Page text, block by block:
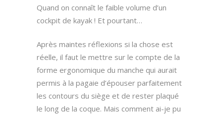
Quand on connaît le faible volume d’un
cockpit de kayak ! Et pourtant…
Après maintes réflexions si la chose est
réelle, il faut le mettre sur le compte de la
forme ergonomique du manche qui aurait
permis à la pagaie d’épouser parfaitement
les contours du siège et de rester plaqué
le long de la coque. Mais comment ai-je pu